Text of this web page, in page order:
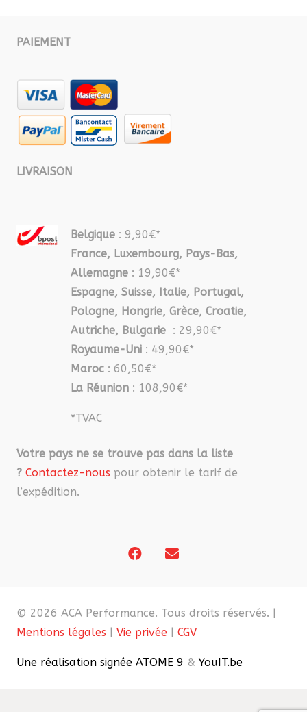
PAIEMENT
LIVRAISON
Belgique : 9,90€*
France, Luxembourg, Pays-Bas,
Allemagne : 19,90€*
Espagne, Suisse, Italie, Portugal,
Pologne, Hongrie, Grèce, Croatie,
Autriche, Bulgarie : 29,90€*
Royaume-Uni : 49,90€*
Maroc : 60,50€*
La Réunion : 108,90€*
*TVAC
Votre pays ne se trouve pas dans la liste
? Contactez-nous pour obtenir le tarif de
l’expédition.
© 2026 ACA Performance. Tous droits réservés. |
Mentions légales
Vie privée CGV
Une réalisation signée ATOME 9 & YouIT.be